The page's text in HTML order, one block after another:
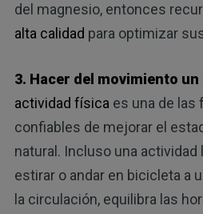
del magnesio, entonces
alta calidad para optimizar
3. Hacer del movimiento
actividad física es una de las
confiables de mejorar el
natural. Incluso una actividad
estirar o andar en bicicleta a
la circulación, equilibra las